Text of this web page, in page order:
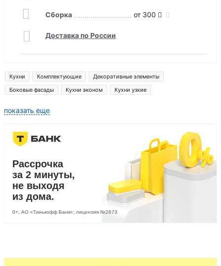
Сборка от 300
Доставка по России
Кухни Комплектующие
Декоративные элементы
Боковые фасады
Кухни эконом Кухни узкие
показать еще
Рассрочка
за 2 минуты,
не выходя
из дома.
0+, АО «Тинькофф Банк», лицензия №2673